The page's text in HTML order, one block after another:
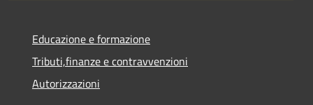
Educazione e formazione
Tributi,finanze e contravvenzioni
Autorizzazioni